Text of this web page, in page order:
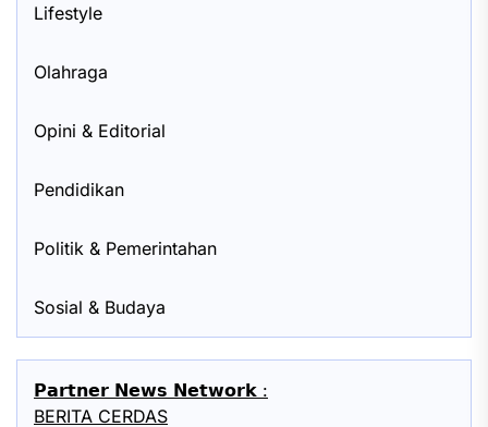
Lifestyle
Olahraga
Opini & Editorial
Pendidikan
Politik & Pemerintahan
Sosial & Budaya
𝗣𝗮𝗿𝘁𝗻𝗲𝗿 𝗡𝗲𝘄𝘀 𝗡𝗲𝘁𝘄𝗼𝗿𝗸 :
BERITA CERDAS